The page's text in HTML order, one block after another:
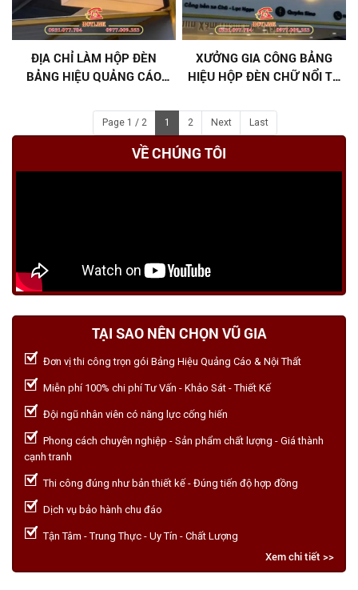
VỀ CHÚNG TÔI
TẠI SAO NÊN CHỌN VŨ GIA
Đơn vị thi công trọn gói Bảng Hiệu Quảng Cáo & Nội Thất
Miễn phí 100% chi phí Tư Vấn - Khảo Sát - Thiết Kế
Đội ngũ nhân viên có năng lực cống hiến
Phong cách chuyên nghiệp - Sản phẩm chất lượng - Giá thành
cạnh tranh
Thi công đúng như bản thiết kế - Đúng tiến độ hợp đồng
Dịch vụ bảo hành chu đáo
Tận Tâm - Trung Thực - Uy Tín - Chất Lượng
Xem chi tiết >>
ĐỊA CHỈ LÀM HỘP ĐÈN
BẢNG HIỆU QUẢNG CÁO
XƯỞNG GIA CÔNG BẢNG
HIỆU HỘP ĐÈN CHỮ NỔI TP
PHÁT SINH ]
Page 1 / 2 1 2 Next Last